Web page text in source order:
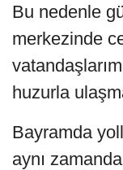
Bu nedenle
merkezinde
huzurla
Bayramda
aynı